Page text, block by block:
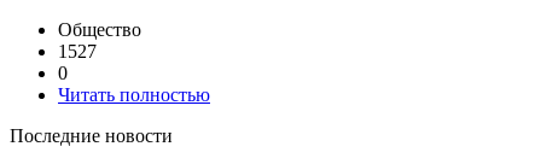
Общество
1527
0
Читать полностью
Последние новости